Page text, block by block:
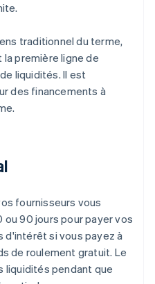
traditionnel du terme,
première ligne de
liquidités. Il est
des financements à
fournisseurs vous
ou 90 jours pour payer vos
d'intérêt si vous payez à
de roulement gratuit. Le
liquidités pendant que